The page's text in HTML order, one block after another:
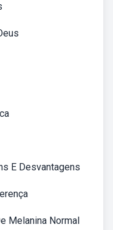
E Desvantagens
Melanina Normal